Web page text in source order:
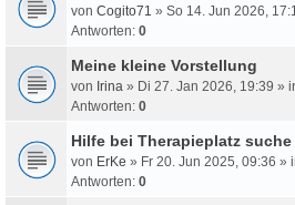
von Cogito71 » So 14. Jun 2026,
Antworten: 0
Meine kleine Vorstellung
von Irina » Di 27. Jan 2026, 19:39 »
Antworten: 0
Hilfe bei Therapieplatz
von ErKe » Fr 20. Jun 2025, 09:36 »
Antworten: 0